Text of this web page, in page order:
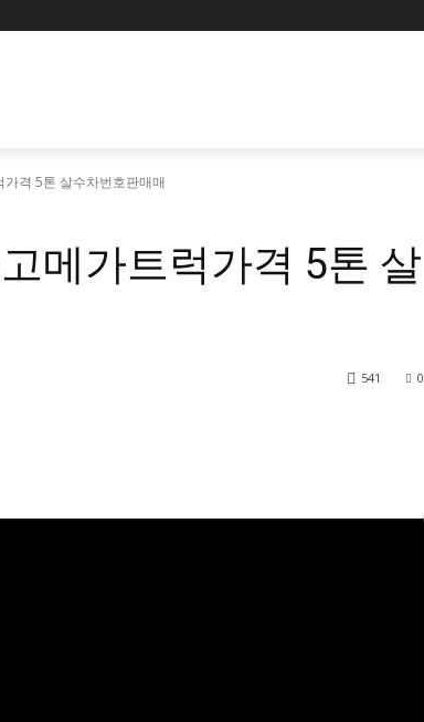
격 5톤 살수차번호판매매
메가트럭가격 5톤 살
0
541